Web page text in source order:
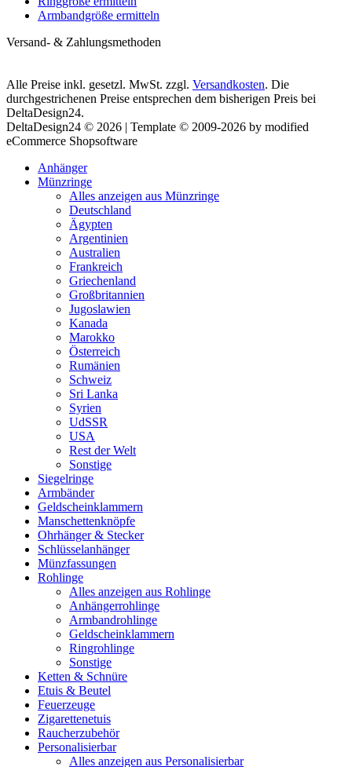
Armbandgröße ermitteln
Versand- & Zahlungsmethoden
Alle Preise inkl. gesetzl. MwSt. zzgl. Versandkosten. Die
durchgestrichenen Preise entsprechen dem bisherigen Preis bei
DeltaDesign24.
DeltaDesign24 © 2026 | Template © 2009-2026 by modified
eCommerce Shopsoftware
Anhänger
Münzringe
Alles anzeigen aus Münzringe
Deutschland
Ägypten
Argentinien
Australien
Frankreich
Griechenland
Großbritannien
Jugoslawien
Kanada
Marokko
Österreich
Rumänien
Schweiz
Sri Lanka
Syrien
UdSSR
USA
Rest der Welt
Sonstige
Siegelringe
Armbänder
Geldscheinklammern
Manschettenknöpfe
Ohrhänger & Stecker
Schlüsselanhänger
Münzfassungen
Rohlinge
Alles anzeigen aus Rohlinge
Anhängerrohlinge
Armbandrohlinge
Geldscheinklammern
Ringrohlinge
Sonstige
Ketten & Schnüre
Etuis & Beutel
Feuerzeuge
Zigarettenetuis
Raucherzubehör
Personalisierbar
Alles anzeigen aus Personalisierbar